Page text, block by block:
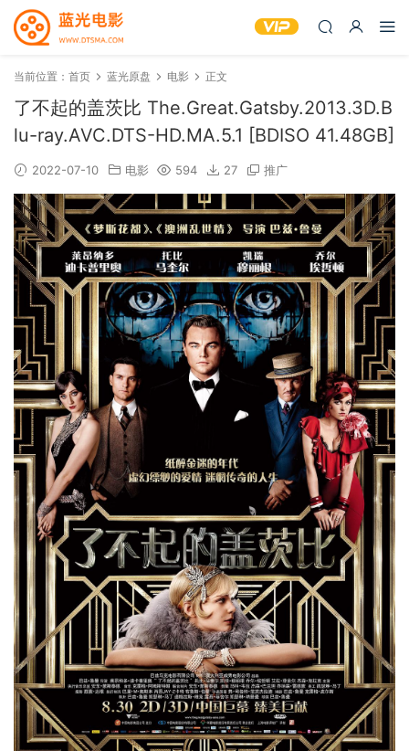
当前位置： 首页 蓝光原盘 电影 正文
了不起的盖茨比 The.Great.Gatsby.2013.3D.B
lu-ray.AVC.DTS-HD.MA.5.1 [BDISO 41.48GB]
2022-07-10 电影 594 27 推广